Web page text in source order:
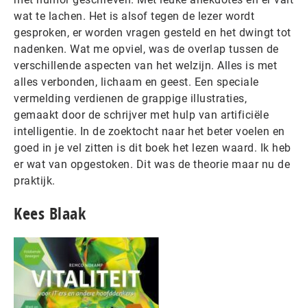
wat te lachen. Het is alsof tegen de lezer wordt
gesproken, er worden vragen gesteld en het dwingt tot
nadenken. Wat me opviel, was de overlap tussen de
verschillende aspecten van het welzijn. Alles is met
alles verbonden, lichaam en geest. Een speciale
vermelding verdienen de grappige illustraties,
gemaakt door de schrijver met hulp van artificiële
intelligentie. In de zoektocht naar het beter voelen en
goed in je vel zitten is dit boek het lezen waard. Ik heb
er wat van opgestoken. Dit was de theorie maar nu de
praktijk.
Kees Blaak